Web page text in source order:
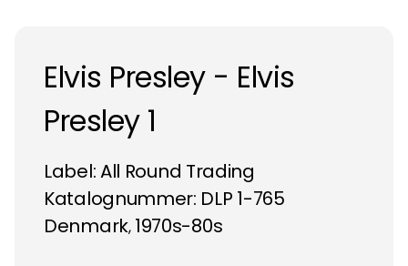
Elvis Presley - Elvis
Presley 1
Label:All Round Trading
Katalognummer: DLP 1-765
Denmark, 1970s-80s